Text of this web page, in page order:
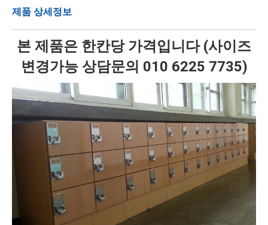
제품 상세정보
본 제품은 한칸당 가격입니다 (사이즈
변경가능 상담문의 010 6225 7735)